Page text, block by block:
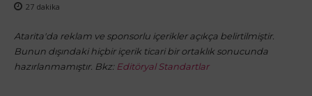
27 dakika
Atarita'da reklam ve sponsorlu içerikler açıkça belirtilmiştir.
Bunun dışındaki hiçbir içerik ticari bir ortaklık sonucunda
hazırlanmamıştır. Bkz: Editöryal Standartlar